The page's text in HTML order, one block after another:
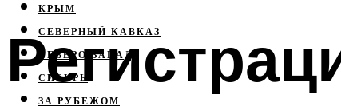
КРЫМ
СЕВЕРНЫЙ КАВКАЗ
СЕВЕРО-ЗАПАД
СИБИРЬ
ЗА РУБЕЖОМ